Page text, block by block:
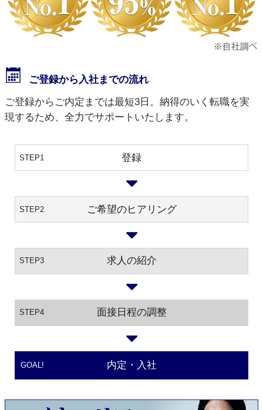
ご登録から入社までの流れ
ご登録からご内定までは最短3日。納得のいく転職を実
現するため、全力でサポートいたします。
STEP1 登録
STEP2 ご希望のヒアリング
STEP3 求人の紹介
STEP4 面接日程の調整
GOAL! 内定・入社